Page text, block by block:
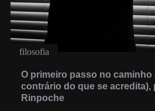
filosofia
O primeiro passo no caminho
contrário do que se acredita),
Rinpoche